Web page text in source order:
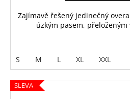
Zajímavě řešený jedinečný
úzkým pasem, přeloženým
S M L XL XXL
SLEVA